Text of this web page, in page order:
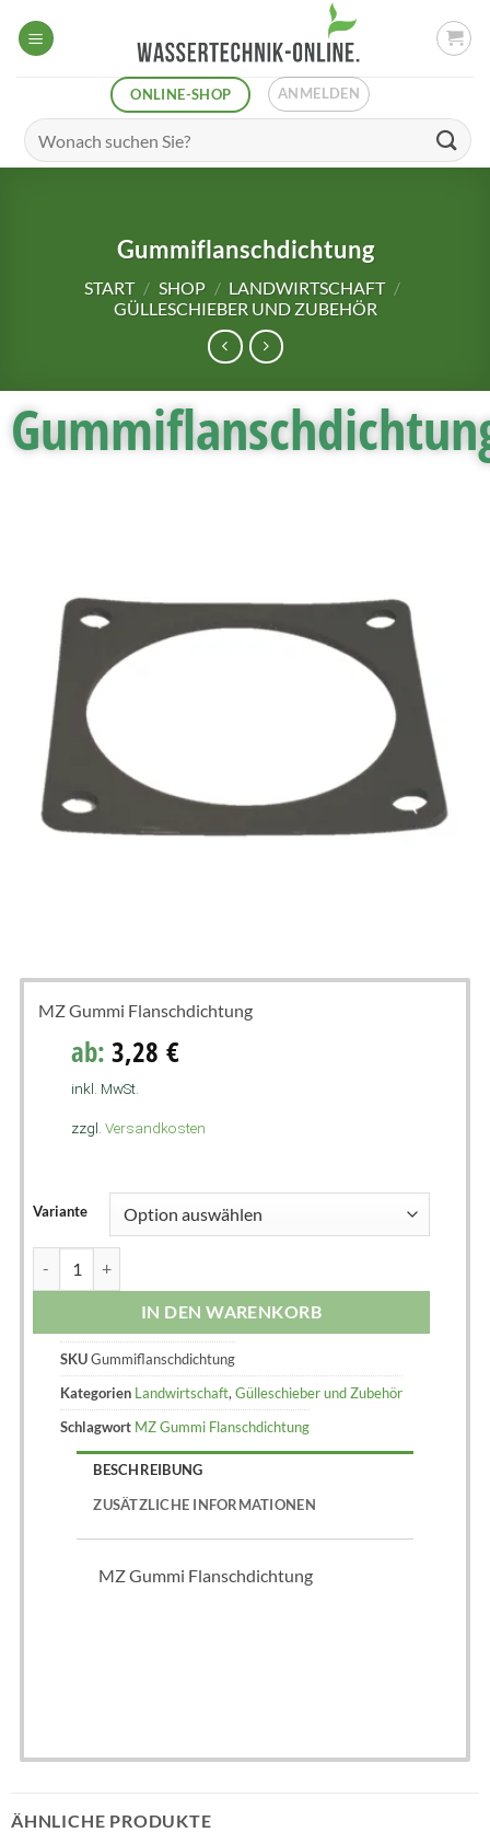
ONLINE-SHOP ANMELDEN
Gummiflanschdichtung
START / SHOP / LANDWIRTSCHAFT /
GÜLLESCHIEBER UND ZUBEHÖR
MZ Gummi Flanschdichtung
ab: 3,28 €
inkl. MwSt.
zzgl. Versandkosten
Variante
IN DEN WARENKORB
SKUGummiflanschdichtung
Kategorien Landwirtschaft, Gülleschieber und Zubehör
Schlagwort MZ Gummi Flanschdichtung
BESCHREIBUNG
ZUSÄTZLICHE INFORMATIONEN
MZ Gummi Flanschdichtung
ÄHNLICHE PRODUKTE